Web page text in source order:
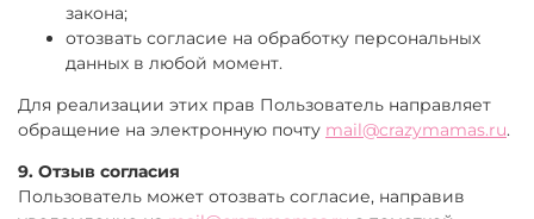
закона;
отозвать согласие на обработку персональных
данных в любой момент.
Для реализации этих прав Пользователь направляет
обращение на электронную почту mail@crazymamas.ru.
9. Отзыв согласия
Пользователь может отозвать согласие, направив